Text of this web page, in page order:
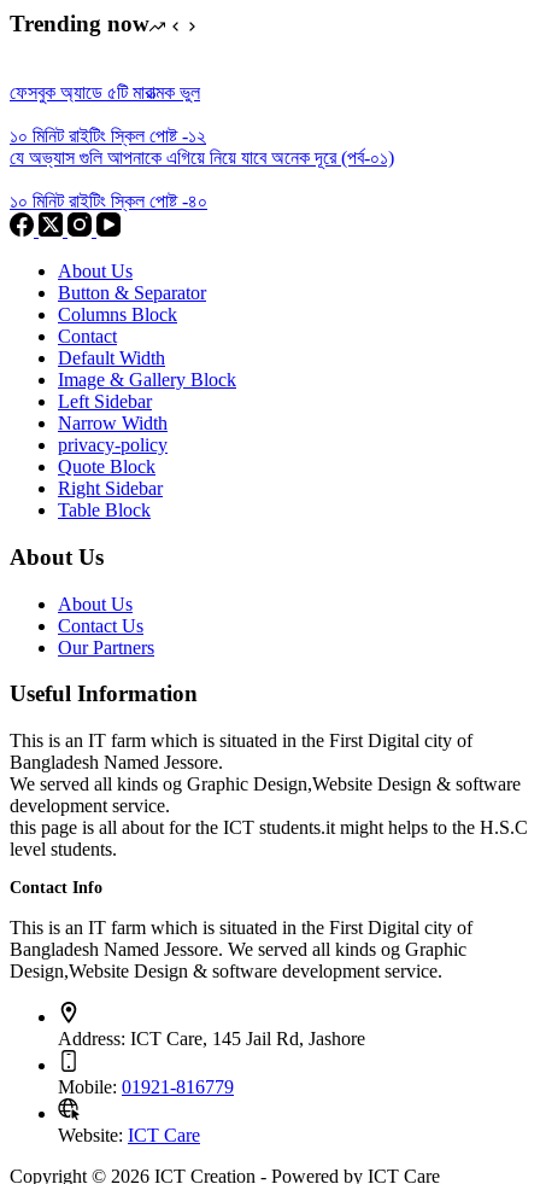
Trending now
ফেসবুক অ্যাডে ৫টি মারাত্মক ভুল
১০ মিনিট রাইটিং স্কিল পোষ্ট -১২
যে অভ্যাস গুলি আপনাকে এগিয়ে নিয়ে যাবে অনেক দূরে (পর্ব-০১)
১০ মিনিট রাইটিং স্কিল পোষ্ট -৪০
About Us
Button & Separator
Columns Block
Contact
Default Width
Image & Gallery Block
Left Sidebar
Narrow Width
privacy-policy
Quote Block
Right Sidebar
Table Block
About Us
About Us
Contact Us
Our Partners
Useful Information
This is an IT farm which is situated in the First Digital city of
Bangladesh Named Jessore.
We served all kinds og Graphic Design,Website Design & software
development service.
this page is all about for the ICT students.it might helps to the H.S.C
level students.
Contact Info
This is an IT farm which is situated in the First Digital city of
Bangladesh Named Jessore. We served all kinds og Graphic
Design,Website Design & software development service.
Address: ICT Care, 145 Jail Rd, Jashore
Mobile: 01921-816779
Website: ICT Care
Copyright © 2026 ICT Creation - Powered by ICT Care